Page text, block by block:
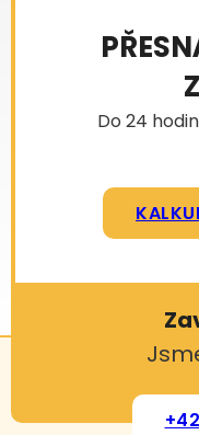
Do 24